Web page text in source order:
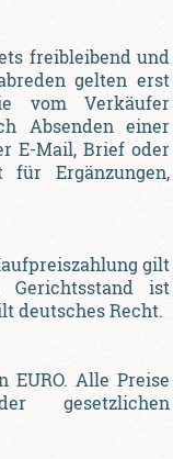
freibleibend und
gelten erst
vom Verkäufer
Absenden einer
E-Mail, Brief oder
für Ergänzungen,
gilt
Gerichtsstand ist
deutsches Recht.
Alle Preise
gesetzlichen